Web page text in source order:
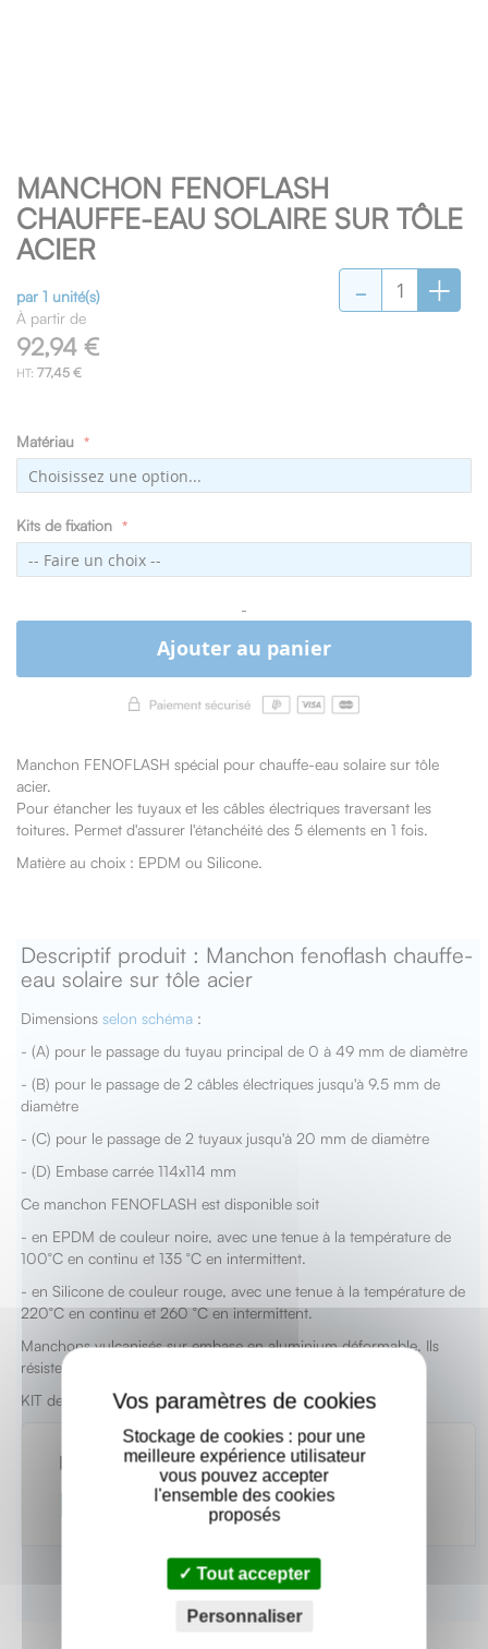
MANCHON FENOFLASH
CHAUFFE-EAU SOLAIRE SUR TÔLE
ACIER
par 1 unité(s)
À partir de
92,94 €
77,45 €
Matériau
Kits de fixation
- +
-
Ajouter au panier
Manchon FENOFLASH spécial pour chauffe-eau solaire sur tôle
acier.
Pour étancher les tuyaux et les câbles électriques traversant les
toitures. Permet d'assurer l'étanchéité des 5 élements en 1 fois.
Matière au choix : EPDM ou Silicone.
to
the
beginning
of
images
gallery
Descriptif produit : Manchon fenoflash chauffe-
eau solaire sur tôle acier
Dimensionsselon schéma :
- (A) pour le passage du tuyau principal de 0 à 49 mm de diamètre
- (B) pour le passage de 2 câbles électriques jusqu'à 9.5 mm de
diamètre
- (C) pour le passage de 2 tuyaux jusqu'à 20 mm de diamètre
- (D) Embase carrée 114x114 mm
Ce manchon FENOFLASH est disponible soit
- en EPDM de couleur noire, avec une tenue à la température de
100°C en continu et 135 °C en intermittent.
- en Silicone de couleur rouge, avec une tenue à la température de
220°C en continu et 260 °C en intermittent.
Manchons vulcanisés sur embase en aluminium déformable. Ils
résistent aux UV et intempéries.
KIT de fixations : 20 vis + silicone en option
Stockage de cookies : pour une
meilleure expérience utilisateur
vous pouvez accepter
l'ensemble des cookies
proposés
Tout accepter
Personnaliser